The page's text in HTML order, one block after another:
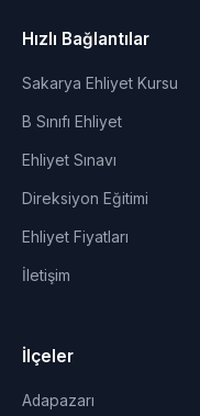
Hızlı Bağlantılar
Sakarya Ehliyet Kursu
B Sınıfı Ehliyet
Ehliyet Sınavı
Direksiyon Eğitimi
Ehliyet Fiyatları
İletişim
İlçeler
Adapazarı